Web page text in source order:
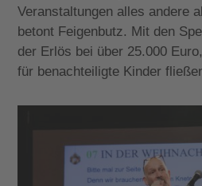
Veranstaltungen alles andere
betont Feigenbutz. Mit den
der Erlös bei über 25.000
für benachteiligte Kinder